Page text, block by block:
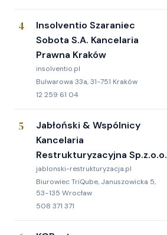
4
Insolventio Szaraniec
Sobota S.A. Kancelaria
Prawna Kraków
insolventio.pl
Bulwarowa 33a, 31-751 Kraków
12 259 61 04
5
Jabłoński & Wspólnicy
Kancelaria
Restrukturyzacyjna Sp.z.o.o.
jablonski-restrukturyzacja.pl
Biurowiec TriQube, Januszowicka 5,
53-135 Wrocław
508 371 371